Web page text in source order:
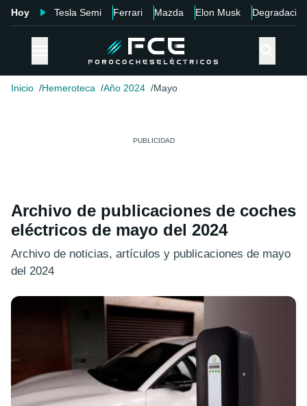
Hoy Tesla Semi Ferrari Mazda Elon Musk Degradación
Inicio Hemeroteca Año 2024 Mayo
Archivo de publicaciones de coches
eléctricos de mayo del 2024
Archivo de noticias, artículos y publicaciones de mayo
del 2024